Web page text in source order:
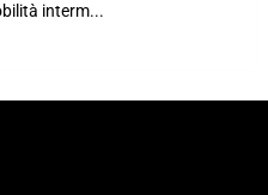
interm...